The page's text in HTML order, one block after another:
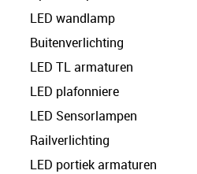
LED wandlamp
Buitenverlichting
LED TL armaturen
LED plafonniere
LED Sensorlampen
Railverlichting
LED portiek armaturen